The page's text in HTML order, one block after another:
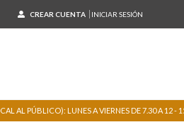
CREAR CUENTA INICIAR SESIÓN
AL PÚBLICO): LUNES A VIERNES DE 7.30 A 12 -